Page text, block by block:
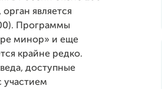
является
Программы
ре минор» и еще
крайне редко.
доступные
участием